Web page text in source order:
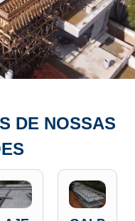
DE NOSSAS